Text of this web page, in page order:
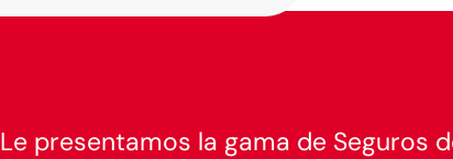
Le presentamos la gama de Seguros